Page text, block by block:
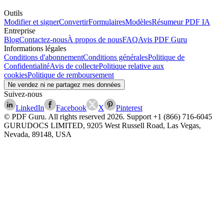
Outils
Modifier et signerConvertirFormulairesModèlesRésumeur PDF IA
Entreprise
BlogContactez-nousÀ propos de nousFAQAvis PDF Guru
Informations légales
Conditions d'abonnementConditions généralesPolitique de
ConfidentialitéAvis de collectePolitique relative aux
cookiesPolitique de remboursement
Ne vendez ni ne partagez mes données
Suivez-nous
LinkedIn
Facebook X
Pinterest
© PDF Guru. All rights reserved 2026. Support +1 (866) 716-6045
GURUDOCS LIMITED, 9205 West Russell Road, Las Vegas,
Nevada, 89148, USA